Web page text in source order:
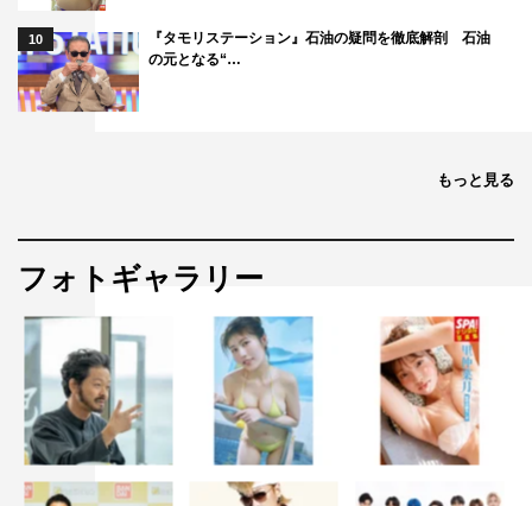
10
『タモリステーション』石油の疑問を徹底解剖 石油
の元となる“…
もっと見る
フォトギャラリー